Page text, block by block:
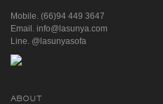
Mobile. (66)94 449 3647
Email. info@lasunya.com
Line. @lasunyasofa
ABOUT